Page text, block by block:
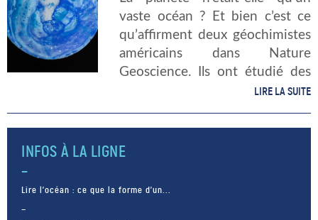
vaste océan ? Et bien c’est ce
qu’affirment deux géochimistes
américains dans Nature
Geoscience. Ils ont étudié des
roches datant de l’Archéen, lors
d’exploration. En effet, ces
roches sont vieilles d’environ
LIRE LA SUITE
INFOS À LA LIGNE
Lire l’océan : ce que la forme d’un...